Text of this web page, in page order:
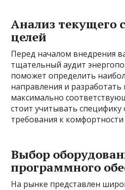
Анализ текущего
целей
Перед началом внедрения
тщательный аудит
поможет определить
направления и
максимально
стоит учитывать специфику
требования к комфортности
Выбор
программного
На рынке представлен